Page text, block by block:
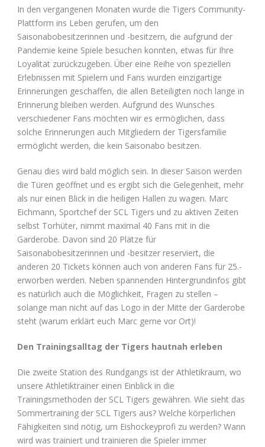
In den vergangenen Monaten wurde die Tigers Community-
Plattform ins Leben gerufen, um den
Saisonabobesitzerinnen und -besitzern, die aufgrund der
Pandemie keine Spiele besuchen konnten, etwas für Ihre
Loyalität zurückzugeben. Über eine Reihe von speziellen
Erlebnissen mit Spielern und Fans wurden einzigartige
Erinnerungen geschaffen, die allen Beteiligten noch lange in
Erinnerung bleiben werden. Aufgrund des Wunsches
verschiedener Fans möchten wir es ermöglichen, dass
solche Erinnerungen auch Mitgliedern der Tigersfamilie
ermöglicht werden, die kein Saisonabo besitzen.
Genau dies wird bald möglich sein. In dieser Saison werden
die Türen geöffnet und es ergibt sich die Gelegenheit, mehr
als nur einen Blick in die heiligen Hallen zu wagen. Marc
Eichmann, Sportchef der SCL Tigers und zu aktiven Zeiten
selbst Torhüter, nimmt maximal 40 Fans mit in die
Garderobe. Davon sind 20 Plätze für
Saisonabobesitzerinnen und -besitzer reserviert, die
anderen 20 Tickets können auch von anderen Fans für 25.-
erworben werden. Neben spannenden Hintergrundinfos gibt
es natürlich auch die Möglichkeit, Fragen zu stellen –
solange man nicht auf das Logo in der Mitte der Garderobe
steht (warum erklärt euch Marc gerne vor Ort)!
Den Trainingsalltag der Tigers hautnah erleben
Die zweite Station des Rundgangs ist der Athletikraum, wo
unsere Athletiktrainer einen Einblick in die
Trainingsmethoden der SCL Tigers gewähren. Wie sieht das
Sommertraining der SCL Tigers aus? Welche körperlichen
Fähigkeiten sind nötig, um Eishockeyprofi zu werden? Wann
wird was trainiert und trainieren die Spieler immer